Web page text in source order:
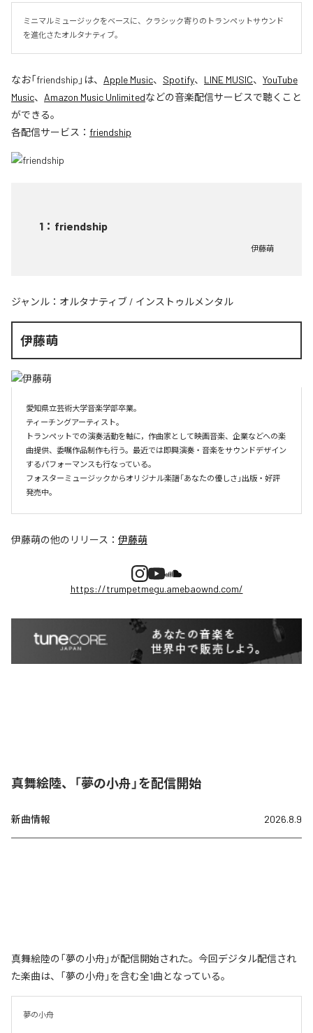
ミニマルミュージックをベースに、クラシック寄りのトランペットサウンド
を進化さたオルタナティブ。
なお「friendship 」は、 Apple Music、 Spotify、 LINE MUSIC、 YouTube
Music、 Amazon Music Unlimitedなどの音楽配信サービスで聴くこと
ができる。
各配信サービス： friendship
1 ： friendship
伊藤萌
ジャンル： オルタナティブ / インストゥルメンタル
伊藤萌
愛知県立芸術大学音楽学部卒業。
ティーチングアーティスト。
トランペットでの演奏活動を軸に，作曲家として映画音楽、企業などへの楽
曲提供、委嘱作品制作も行う。最近では即興演奏・音楽をサウンドデザイン
するパフォーマンスも行なっている。
フォスターミュージックからオリジナル楽譜「あなたの優しさ」出版・好評
伊藤萌の他のリリース： 伊藤萌
https://trumpetmegu.amebaownd.com/
真舞絵陸、「夢の小舟」を配信開始
新曲情報 2026.8.9
真舞絵陸の「夢の小舟」が配信開始された。今回デジタル配信され
た楽曲は、「夢の小舟」を含む全1曲となっている。
夢の小舟